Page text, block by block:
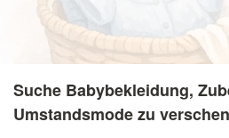
Suche Babybekleidung,
Umstandsmode zu